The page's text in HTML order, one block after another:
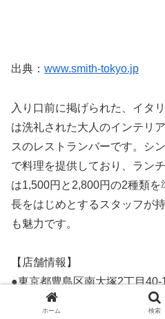
出典： www.smith-tokyo.jp
入り口前に掲げられた、イタ
は洗礼された大人のインテリ
スのレストランバーです。シ
で料理を提供しており、ラン
は1,500円と2,800円の2種類
長をはじめとするスタッフが
も魅力です。
【店舗情報】
●東京都豊島区南大塚2丁目40-
富士大塚ビル1F
ホーム 検索